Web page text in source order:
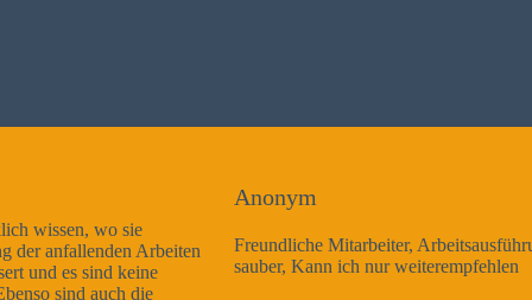
Freundliche Mitarbeiter, Arbeitsausführung sehr gut und sehr
sauber, Kann ich nur weiterempfehlen